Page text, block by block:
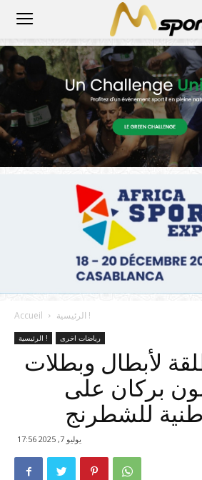
Accueil الرئيسية !
الرئيسية ! رياضات اخرى
لأبطال وبطلات
بركان على
للشطرنج
يوليو 7, 2025 17:56